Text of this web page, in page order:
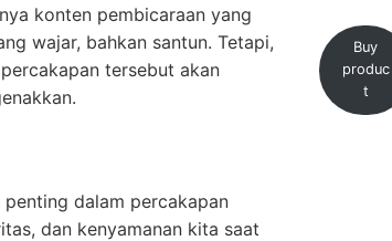
konten pembicaraan yang
wajar, bahkan santun. Tetapi,
tersebut akan
dalam percakapan
dan kenyamanan kita saat
Buy
produc
t